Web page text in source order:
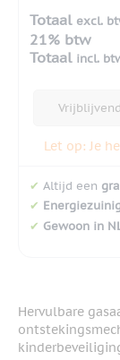
Totaal excl.
21% btw
Totaal incl.
Let op: Je
✔ Altijd een
✔
✔ Gewoon in
Hervulbare